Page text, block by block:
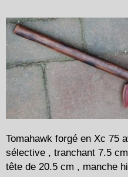
Tomahawk forgé en Xc 75
sélective , tranchant 7.5
tête de 20.5 cm , manche